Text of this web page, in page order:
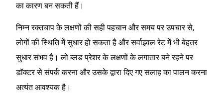
का कारण बन सकती हैं।
निम्न रक्तचाप के लक्षणों की सही पहचान और समय पर उपचार से,
लोगों की स्थिति में सुधार हो सकता है और सर्वाइवल रेट में भी बेहतर
सुधार संभव है। लो ब्लड प्रेशर के लक्षणों के लगातार बने रहने पर
डॉक्टर से संपर्क करना और उसके द्वारा दिए गए सलाह का पालन करना
अत्यंत आवश्यक है।